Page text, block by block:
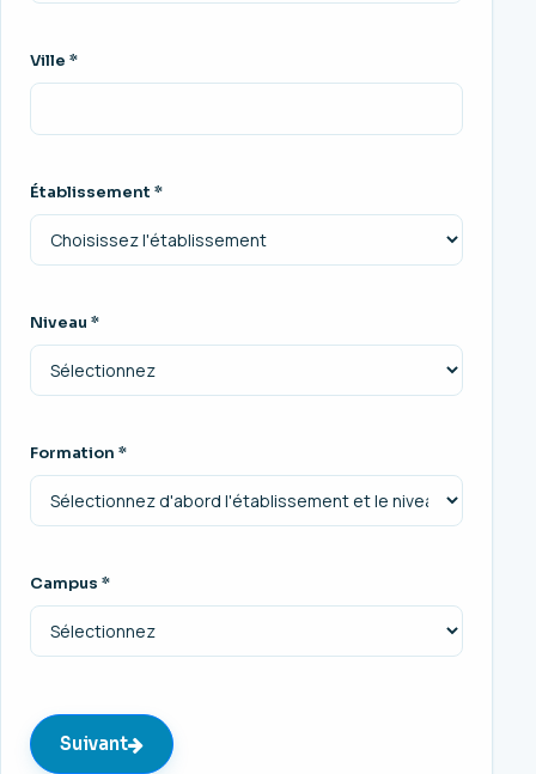
Ville *
Établissement *
Niveau *
Formation *
Campus *
Suivant